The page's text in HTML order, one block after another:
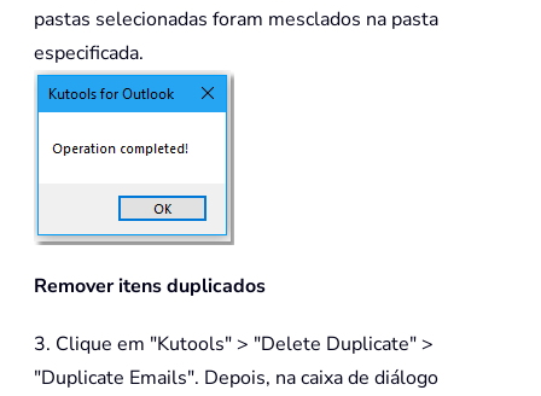
pastas selecionadas foram mesclados na pasta
especificada.
Remover itens duplicados
3. Clique em "Kutools" > "Delete Duplicate" >
"Duplicate Emails". Depois, na caixa de diálogo